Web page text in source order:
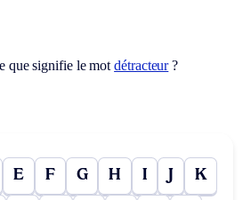
que signifie le motdétracteur?
E F G H I J K